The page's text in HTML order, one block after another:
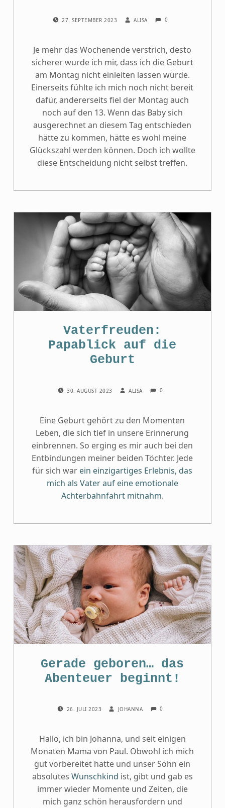
27. SEPTEMBER 2023 ALISA 0
Je mehr das Wochenende verstrich, desto
sicherer wurde ich mir, dass ich die Geburt
am Montag nicht einleiten lassen würde.
Einerseits fühlte ich mich noch nicht bereit
dafür, andererseits fiel der Montag auch
noch auf den 13. Wenn das Baby sich
ausgerechnet an diesem Tag entschieden
hätte zu kommen, hätte es wohl meine
Glückszahl werden können. Doch ich wollte
diese Entscheidung nicht selbst treffen.
Vaterfreuden:
Papablick auf die
Geburt
30. AUGUST 2023 ALISA 0
Eine Geburt gehört zu den Momenten
Leben, die sich tief in unsere Erinnerung
einbrennen. So erging es mir auch bei den
Entbindungen meiner beiden Töchter. Jede
für sich war ein einzigartiges Erlebnis, das
mich als Vater auf eine emotionale
Achterbahnfahrt mitnahm.
Gerade geboren… das
Abenteuer beginnt!
26. JULI 2023 JOHANNA 0
Hallo, ich bin Johanna, und seit einigen
Monaten Mama von Paul. Obwohl ich mich
gut vorbereitet hatte und unser Sohn ein
absolutes Wunschkind ist, gibt und gab es
immer wieder Momente und Zeiten, die
mich ganz schön herausfordern und